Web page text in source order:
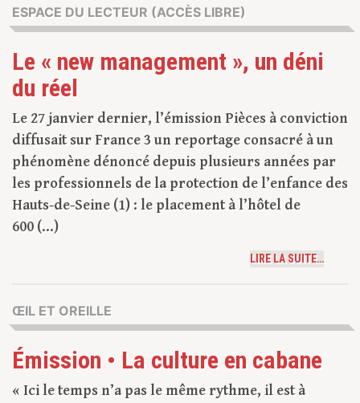
ESPACE DU LECTEUR (ACCÈS LIBRE)
Le « new management », un déni
du réel
Le 27 janvier dernier, l’émission Pièces à conviction
diffusait sur France 3 un reportage consacré à un
phénomène dénoncé depuis plusieurs années par
les professionnels de la protection de l’enfance des
Hauts-de-Seine (1) : le placement à l’hôtel de
600 (...)
LIRE LA SUITE…
ŒIL ET OREILLE
Émission • La culture en cabane
« Ici le temps n’a pas le même rythme, il est à